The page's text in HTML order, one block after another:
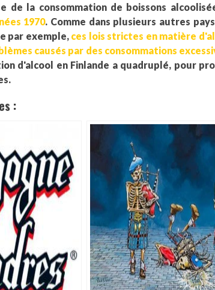
de la consommation de boissons
1970. Comme dans plusieurs autres
par exemple, ces lois strictes en matière
causés par des consommations
d'alcool en Finlande a quadruplé, pour
: